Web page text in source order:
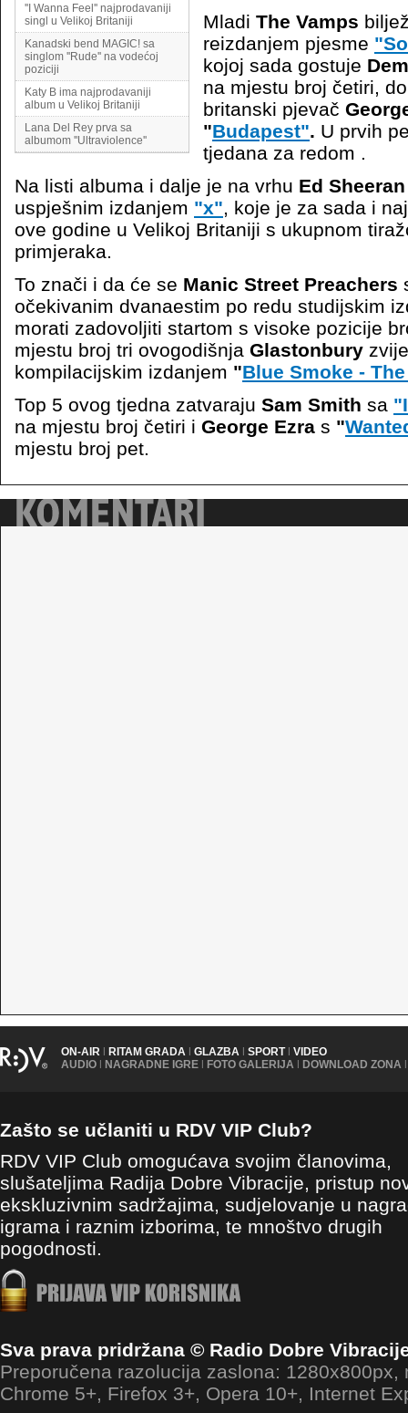
''I Wanna Feel'' najprodavaniji
singl u Velikoj Britaniji
Kanadski bend MAGIC! sa
singlom ''Rude'' na vodećoj
poziciji
Katy B ima najprodavaniji
album u Velikoj Britaniji
Lana Del Rey prva sa
albumom ''Ultraviolence''
Mladi The Vamps
reizdanjem pjesme
kojoj sada gostuje
na mjestu broj četiri,
britanski pjevač
"Budapest". U prvih
tjedana za redom .
Na listi albuma i dalje je na vrhu Ed Sheeran
uspješnim izdanjem "x", koje je za sada i
ove godine u Velikoj Britaniji s ukupnom
primjeraka.
To znači i da će se Manic Street Preachers
očekivanim dvanaestim po redu studijskim
morati zadovoljiti startom s visoke pozicije
mjestu broj tri ovogodišnja Glastonbury
kompilacijskim izdanjem "Blue Smoke -
Top 5 ovog tjedna zatvaraju Sam Smith sa
na mjestu broj četiri i George Ezra s "
mjestu broj pet.
ON-AIR | RITAM GRADA | GLAZBA | SPORT | VIDEO
AUDIO | NAGRADNE IGRE | FOTO GALERIJA | DOWNLOAD ZONA |
Zašto se učlaniti u RDV VIP Club?
RDV VIP Club omogućava svojim članovima,
slušateljima Radija Dobre Vibracije, pristup
ekskluzivnim sadržajima, sudjelovanje u
igrama i raznim izborima, te mnoštvo drugih
pogodnosti.
Sva prava pridržana © Radio Dobre
Preporučena razolucija zaslona: 1280x800px,
Chrome 5+, Firefox 3+, Opera 10+, Internet